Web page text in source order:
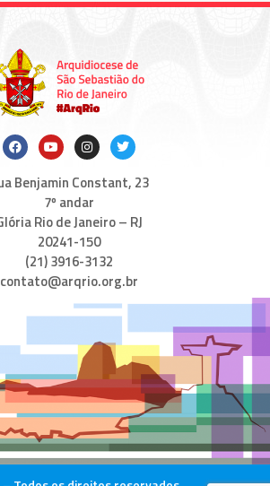
Benjamin Constant, 23
7º andar
Rio de Janeiro – RJ
20241-150
(21) 3916-3132
contato@arqrio.org.br